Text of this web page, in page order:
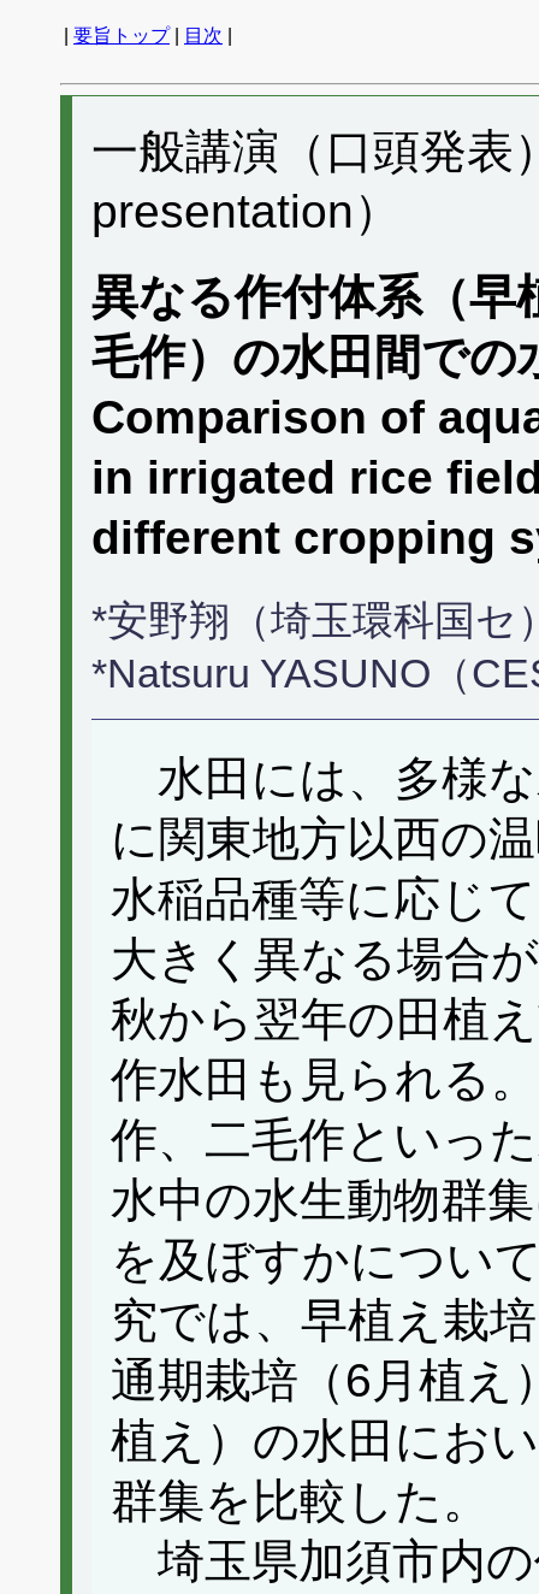
要旨トップ| 目次
一般講演（口頭発
presentation）
異なる作付体系（早
毛作）の水田間での
Comparison of
in irrigated rice
different cropping
*安野翔（埼玉環科国セ
*Natsuru YASUNO（
水田には、多様
に関東地方以西の
水稲品種等に応じ
大きく異なる場合
秋から翌年の田植
作水田も見られる
作、二毛作といっ
水中の水生動物群
を及ぼすかについ
究では、早植え栽
通期栽培（6月植え
植え）の水田にお
群集を比較した。
埼玉県加須市内